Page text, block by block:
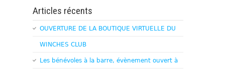
Articles récents
OUVERTURE DE LA BOUTIQUE VIRTUELLE DU
WINCHES CLUB
Les bénévoles à la barre, évènement ouvert à